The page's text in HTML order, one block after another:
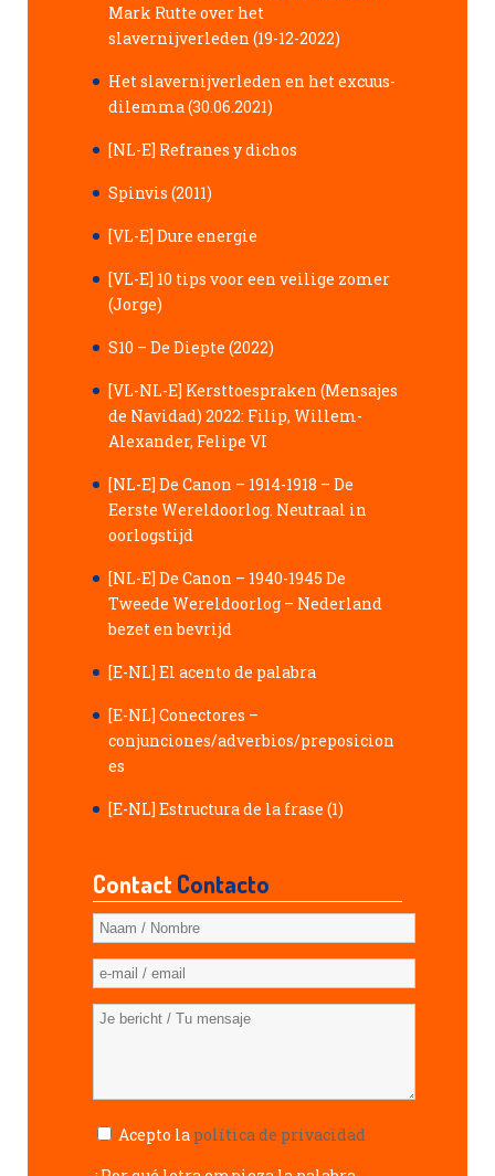
Mark Rutte over het
slavernijverleden (19-12-2022)
Het slavernijverleden en het excuus-
dilemma (30.06.2021)
[NL-E] Refranes y dichos
Spinvis (2011)
[VL-E] Dure energie
[VL-E] 10 tips voor een veilige zomer
(Jorge)
S10 – De Diepte (2022)
[VL-NL-E] Kersttoespraken (Mensajes
de Navidad) 2022: Filip, Willem-
Alexander, Felipe VI
[NL-E] De Canon – 1914-1918 – De
Eerste Wereldoorlog. Neutraal in
oorlogstijd
[NL-E] De Canon – 1940-1945 De
Tweede Wereldoorlog – Nederland
bezet en bevrijd
[E-NL] El acento de palabra
[E-NL] Conectores –
conjunciones/adverbios/preposicion
es
[E-NL] Estructura de la frase (1)
ContactContacto
Acepto la política de privacidad